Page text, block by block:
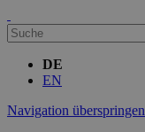
DE
EN
Navigation überspringen